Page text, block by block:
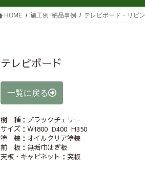
HOME 施工例･納品事例 テレビボード・リビ
テレビボード
一覧に戻る
樹 種：ブラックチェリー
サイズ：W1800 D400 H350
塗 装：オイルクリア塗装
前 板：無垢巾はぎ板
天板・キャビネット：突板